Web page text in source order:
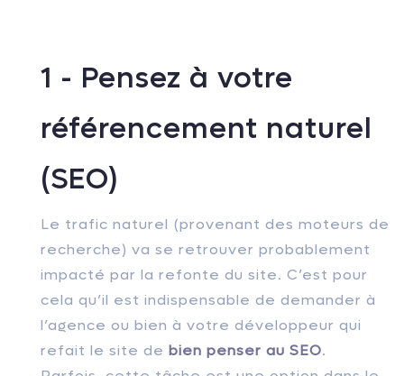
1 - Pensez à votre
référencement naturel
(SEO)
Le trafic naturel (provenant des moteurs de
recherche) va se retrouver probablement
impacté par la refonte du site. C’est pour
cela qu’il est indispensable de demander à
l’agence ou bien à votre développeur qui
refait le site de bien penser au SEO.